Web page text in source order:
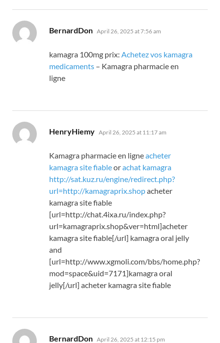
BernardDon says:
April 26, 2025 at 7:56 am
kamagra 100mg prix: Achetez vos kamagra
medicaments – Kamagra pharmacie en
ligne
HenryHiemy says:
April 26, 2025 at 11:17 am
Kamagra pharmacie en ligneacheter
kamagra site fiableorachat kamagra
http://sat.kuz.ru/engine/redirect.php?
url=http://kamagraprix.shopacheter
kamagra site fiable
[url=http://chat.4ixa.ru/index.php?
url=kamagraprix.shop&ver=html]acheter
kamagra site fiable[/url] kamagra oral jelly
and
[url=http://www.xgmoli.com/bbs/home.php?
mod=space&uid=7171]kamagra oral
jelly[/url] acheter kamagra site fiable
BernardDon says:
April 26, 2025 at 12:15 pm